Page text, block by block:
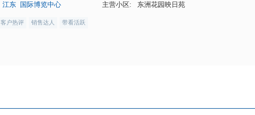
江东 国际博览中心 主营小区: 东洲花园映日苑
客户热评 销售达人 带看活跃